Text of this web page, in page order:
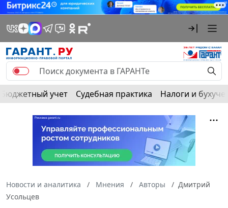
Бюджетный учет Судебная практика Налоги и
Новости и аналитика Мнения Авторы
Дмитрий
Усольцев